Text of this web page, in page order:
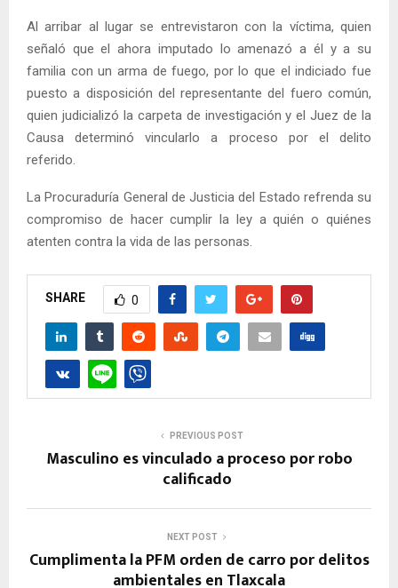
Al arribar al lugar se entrevistaron con la víctima, quien
señaló que el ahora imputado lo amenazó a él y a su
familia con un arma de fuego, por lo que el indiciado fue
puesto a disposición del representante del fuero común,
quien judicializó la carpeta de investigación y el Juez de la
Causa determinó vincularlo a proceso por el delito
referido.
La Procuraduría General de Justicia del Estado refrenda su
compromiso de hacer cumplir la ley a quién o quiénes
atenten contra la vida de las personas.
SHARE 0
PREVIOUS POST
Masculino es vinculado a proceso por robo
calificado
NEXT POST
Cumplimenta la PFM orden de carro por delitos
ambientales en Tlaxcala